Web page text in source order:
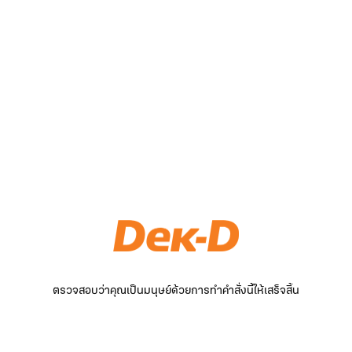
ตรวจสอบว่าคุณเป็นมนุษย์ด้วยการทำคำสั่งนี้ให้เสร็จสิ้น